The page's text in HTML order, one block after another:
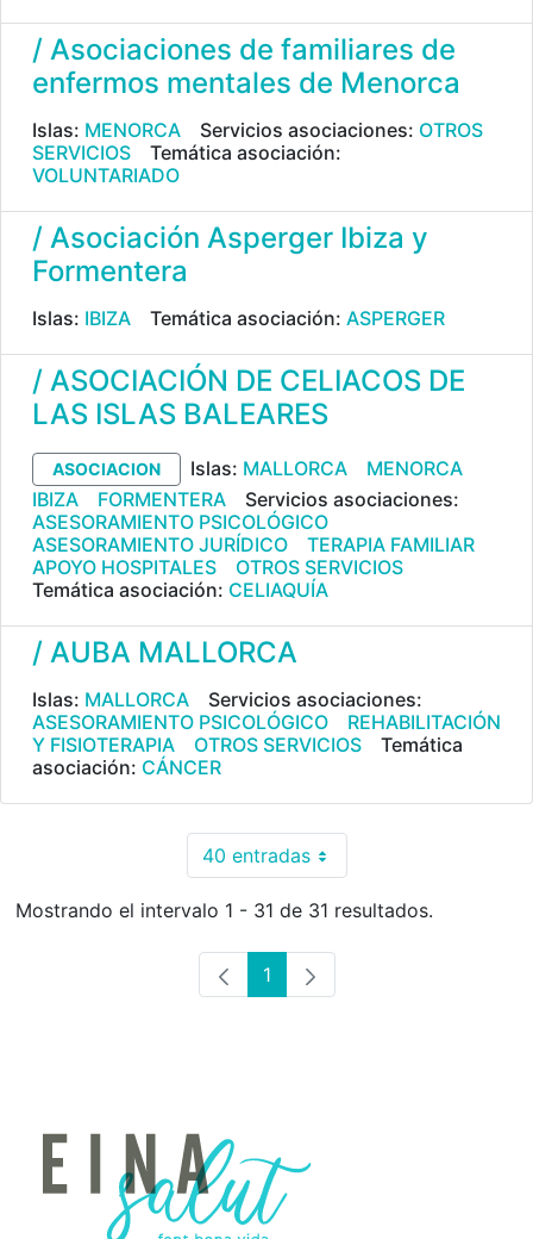
/ Asociaciones de familiares de
enfermos mentales de Menorca
Islas: MENORCA Servicios asociaciones: OTROS
SERVICIOS
Temática asociación:
VOLUNTARIADO
/ Asociación Asperger Ibiza y
Formentera
Islas: IBIZA Temática asociación: ASPERGER
/ ASOCIACIÓN DE CELIACOS DE
LAS ISLAS BALEARES
ASOCIACION Islas: MALLORCA
MENORCA
IBIZA
FORMENTERA
Servicios asociaciones:
ASESORAMIENTO PSICOLÓGICO
ASESORAMIENTO JURÍDICO
TERAPIA FAMILIAR
APOYO HOSPITALES
OTROS SERVICIOS
Temática asociación: CELIAQUÍA
/ AUBA MALLORCA
Islas: MALLORCA
Servicios asociaciones:
ASESORAMIENTO PSICOLÓGICO
REHABILITACIÓN
Y FISIOTERAPIA
OTROS SERVICIOS
Temática
asociación: CÁNCER
40 entradasPor página
Mostrando el intervalo 1 - 31 de 31 resultados.
Página
1